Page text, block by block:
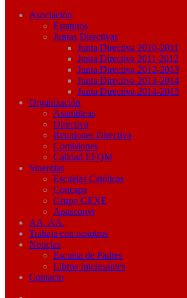
Asociación
Estatutos
Juntas Directivas
Junta Directiva 2010-2011
Junta Directiva 2011-2012
Junta Directiva 2012-2013
Junta Directiva 2013-2014
Junta Directiva 2014-2015
Organización
Asambleas
Directiva
Reuniones Directiva
Comisiones
Calidad EFQM
Sinergias
Escuelas Católicas
Concapa
Grupo GEXE
Apasconvi
AA. AA.
Trabaja con nosotros
Noticias
Escuela de Padres
Libros Interesantes
Contacto